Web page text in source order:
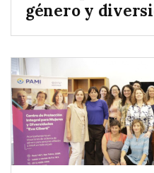
género y